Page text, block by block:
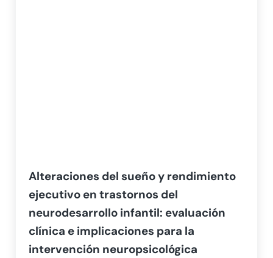
Alteraciones del sueño y rendimiento
ejecutivo en trastornos del
neurodesarrollo infantil: evaluación
clínica e implicaciones para la
intervención neuropsicológica